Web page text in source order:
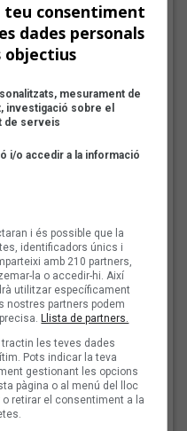
«No
Gruixut’s
d'estiu d'iCat
els
balears i
punt per la Plaça
teu consentiment
dades personals
objectius
mesurament de
investigació sobre el
de serveis
i/o accedir a la informació
i és possible que la
identificadors únics i
amb 210 partners,
la o accedir-hi. Així
utilitzar específicament
nostres partners podem
Llista de partners.
tractin les teves dades
Pots indicar la teva
gestionant les opcions
pàgina o al menú del lloc
retirar el consentiment a la